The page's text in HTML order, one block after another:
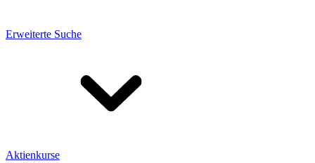
Erweiterte Suche
Aktienkurse